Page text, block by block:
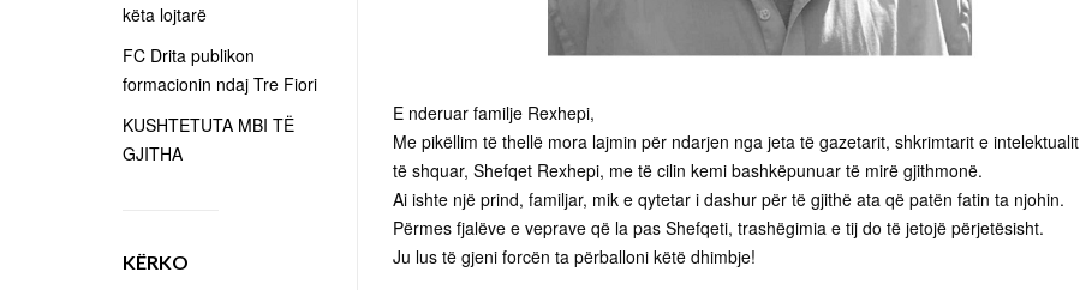
E nderuar familje Rexhepi,
Me pikëllim të thellë mora lajmin për ndarjen nga jeta të gazetarit, shkrimtarit e intelektualit
të shquar, Shefqet Rexhepi, me të cilin kemi bashkëpunuar të mirë gjithmonë.
Ai ishte një prind, familjar, mik e qytetar i dashur për të gjithë ata që patën fatin ta njohin.
Përmes fjalëve e veprave që la pas Shefqeti, trashëgimia e tij do të jetojë përjetësisht.
Ju lus të gjeni forcën ta përballoni këtë dhimbje!
këta lojtarë
FC Drita publikon
formacionin ndaj Tre Fiori
KUSHTETUTA MBI TË
GJITHA
KËRKO